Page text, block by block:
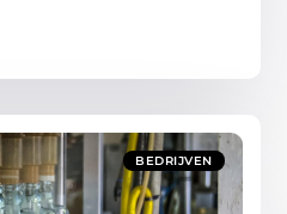
BEDRIJVEN